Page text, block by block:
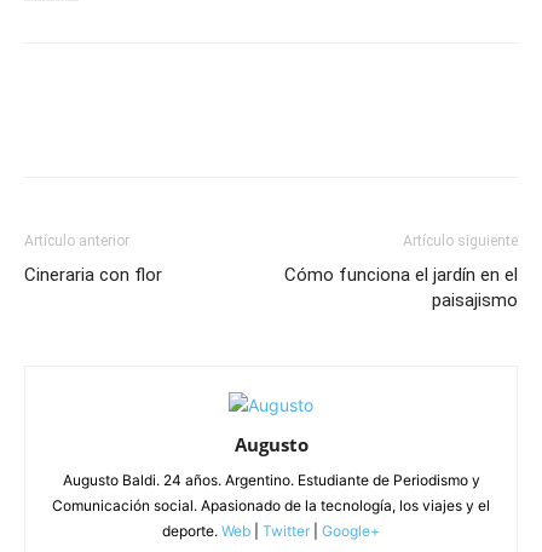
Artículo anterior
Cineraria con flor
Artículo siguiente
Cómo funciona el jardín en el
paisajismo
Augusto
Augusto Baldi. 24 años. Argentino. Estudiante de Periodismo y
Comunicación social. Apasionado de la tecnología, los viajes y el
deporte. Web Twitter Google+